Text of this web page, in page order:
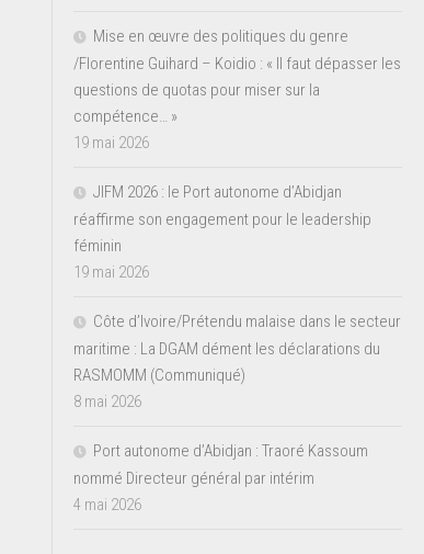
Mise en œuvre des politiques du genre
/Florentine Guihard – Koidio : « Il faut dépasser les
questions de quotas pour miser sur la
compétence… »
19 mai 2026
JIFM 2026 : le Port autonome d’Abidjan
réaffirme son engagement pour le leadership
féminin
19 mai 2026
Côte d’Ivoire/Prétendu malaise dans le secteur
maritime : La DGAM dément les déclarations du
RASMOMM (Communiqué)
8 mai 2026
Port autonome d’Abidjan : Traoré Kassoum
nommé Directeur général par intérim
4 mai 2026